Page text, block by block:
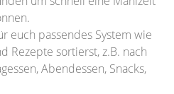
euch passendes System wie
Rezepte sortierst, z.B. nach
Abendessen, Snacks,